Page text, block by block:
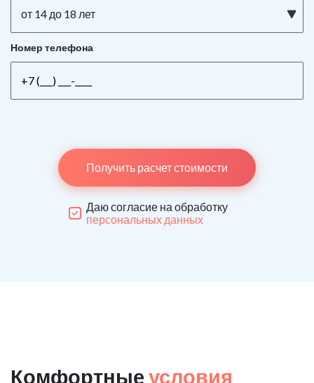
от 14 до 18 лет
Номер телефона
Получить расчет стоимости
Даю согласие на обработку
персональных данных
Комфортные условия